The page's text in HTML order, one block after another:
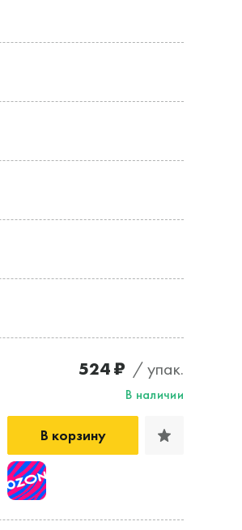
524 ₽ / упак.
В наличии
В корзину